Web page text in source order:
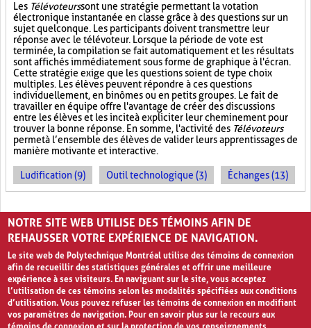
Les Télévoteurssont une stratégie permettant la votation
électronique instantanée en classe grâce à des questions sur un
sujet quelconque. Les participants doivent transmettre leur
réponse avec le télévoteur. Lorsque la période de vote est
terminée, la compilation se fait automatiquement et les résultats
sont affichés immédiatement sous forme de graphique à l'écran.
Cette stratégie exige que les questions soient de type choix
multiples. Les élèves peuvent répondre à ces questions
individuellement, en binômes ou en petits groupes. Le fait de
travailler en équipe offre l'avantage de créer des discussions
entre les élèves et les incite à expliciter leur cheminement pour
trouver la bonne réponse. En somme, l'activité des Télévoteurs
permet à l’ensemble des élèves de valider leurs apprentissages de
manière motivante et interactive.
Ludification (9) Outil technologique (3) Échanges (13)
PAGES
1 2 › »
NOTRE SITE WEB UTILISE DES TÉMOINS AFIN DE
REHAUSSER VOTRE EXPÉRIENCE DE NAVIGATION.
Le site web de Polytechnique Montréal utilise des témoins de connexion
afin de recueillir des statistiques générales et offrir une meilleure
expérience à ses visiteurs. En naviguant sur le site, vous acceptez
l’utilisation de ces témoins selon les modalités spécifiées aux conditions
d’utilisation. Vous pouvez refuser les témoins de connexion en modifiant
vos paramètres de navigation. Pour en savoir plus sur le recours aux